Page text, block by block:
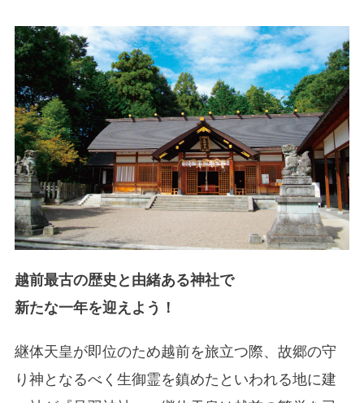
越前最古の歴史と由緒ある神社で
新たな一年を迎えよう！
継体天皇が即位のため越前を旅立つ際、故郷の守
り神となるべく生御霊を鎮めたといわれる地に建